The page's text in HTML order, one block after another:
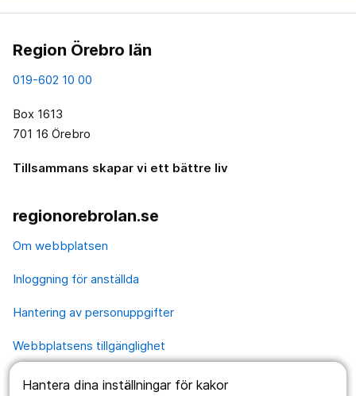
Hantera dina inställningar för kakor
Region Örebro län
019-602 10 00
Box 1613
701 16 Örebro
Tillsammans skapar vi ett bättre liv
regionorebrolan.se
Om webbplatsen
Inloggning för anställda
Hantering av personuppgifter
Webbplatsens tillgänglighet